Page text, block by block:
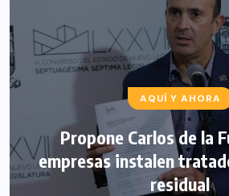
AQUÍ Y AHORA
Propone Carlos de la
empresas instalen
residual